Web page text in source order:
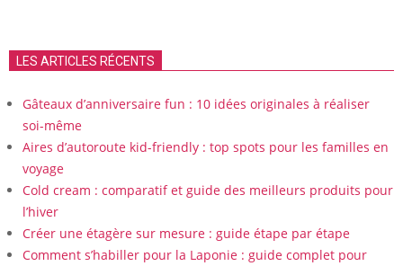
LES ARTICLES RÉCENTS
Gâteaux d’anniversaire fun : 10 idées originales à réaliser
soi-même
Aires d’autoroute kid-friendly : top spots pour les familles en
voyage
Cold cream : comparatif et guide des meilleurs produits pour
l’hiver
Créer une étagère sur mesure : guide étape par étape
Comment s’habiller pour la Laponie : guide complet pour